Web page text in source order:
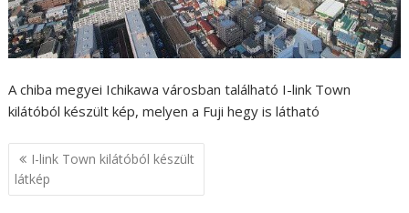
A chiba megyei Ichikawa városban található I-link Town
kilátóból készült kép, melyen a Fuji hegy is látható
B
e
I-link Town kilátóból készült
látkép